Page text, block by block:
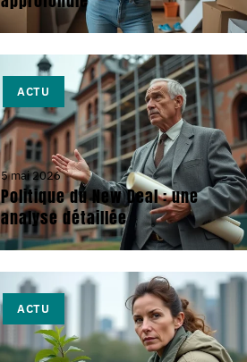
ACTU
5 mai 2026
Politique du New Deal : une
analyse détaillée
ACTU